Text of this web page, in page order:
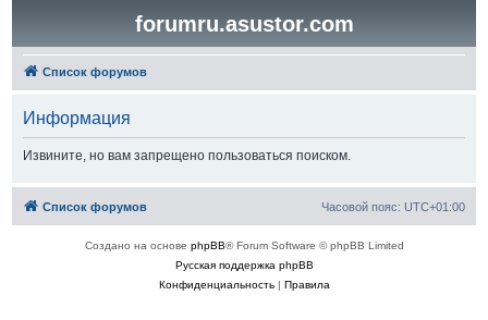
forumru.asustor.com
Список форумов
Информация
Извините, но вам запрещено пользоваться поиском.
Список форумов Часовой пояс: UTC+01:00
Создано на основе phpBB® Forum Software © phpBB Limited
Русская поддержка phpBB
Конфиденциальность| Правила